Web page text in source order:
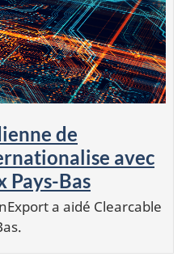
de
avec
Pays-Bas
a aidé Clearcable